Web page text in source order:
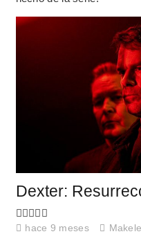
Dexter:
hace 9 meses